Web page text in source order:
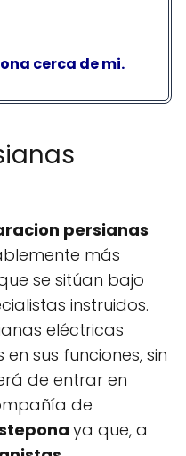
cerca de mi.
persianas
más
se sitúan bajo
instruidos.
eléctricas
sus funciones, sin
de entrar en
de
ya que, a